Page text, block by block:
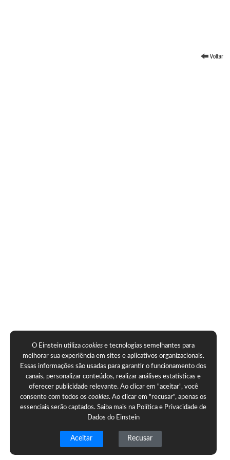
O Einstein utilizacookies e tecnologias semelhantes para
melhorar sua experiência em sites e aplicativos organizacionais.
Essas informações são usadas para garantir o funcionamento dos
canais, personalizar conteúdos, realizar análises estatísticas e
oferecer publicidade relevante. Ao clicar em "aceitar", você
consente com todos oscookies. Ao clicar em "recusar", apenas os
essenciais serão captados. Saiba mais na Política e Privacidade de
Dados do Einstein
Aceitar Recusar